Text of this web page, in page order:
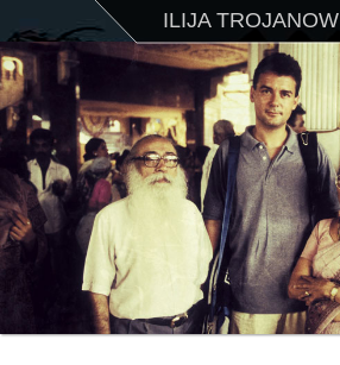
ILIJA TROJANOW